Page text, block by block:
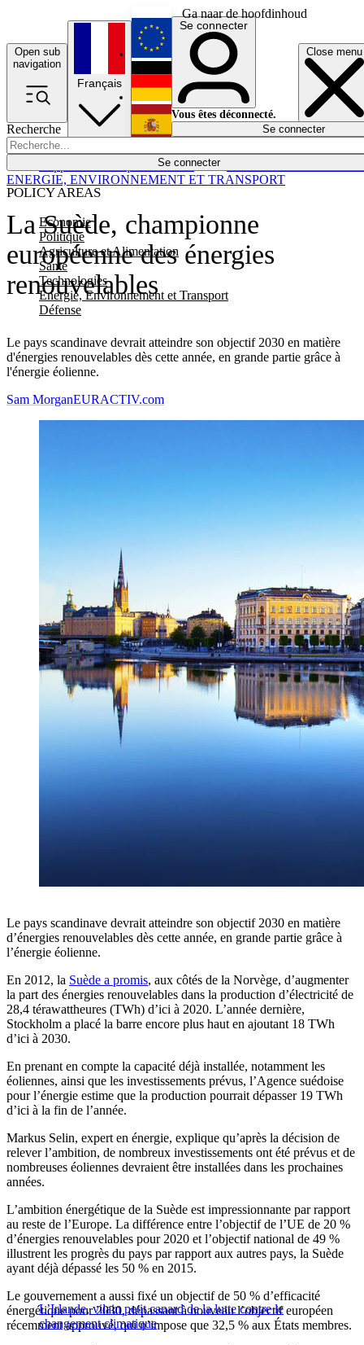
Ga naar de hoofdinhoud
Open sub
navigation
Close menu
Recherche
Se connecter
POLICY AREAS
Economie
Politique
Agriculture et Alimentation
Santé
Technologies
Energie, Environnement et Transport
Défense
Économie
Français
English
Deutsch
Español
Se connecter
Vous êtes déconnecté.
Se connecter
La Suède, championne
européenne des énergies
renouvelables
Le pays scandinave devrait atteindre son objectif 2030 en matière
d'énergies renouvelables dès cette année, en grande partie grâce à
l'énergie éolienne.
ENERGIE, ENVIRONNEMENT ET TRANSPORT
Sam MorganEURACTIV.com
Le pays scandinave devrait atteindre son objectif 2030 en matière
d’énergies renouvelables dès cette année, en grande partie grâce à
l’énergie éolienne.
En 2012, la Suède a promis, aux côtés de la Norvège, d’augmenter
la part des énergies renouvelables dans la production d’électricité de
28,4 térawattheures (TWh) d’ici à 2020. L’année dernière,
Stockholm a placé la barre encore plus haut en ajoutant 18 TWh
d’ici à 2030.
En prenant en compte la capacité déjà installée, notamment les
éoliennes, ainsi que les investissements prévus, l’Agence suédoise
pour l’énergie estime que la production pourrait dépasser 19 TWh
d’ici à la fin de l’année.
Markus Selin, expert en énergie, explique qu’après la décision de
relever l’ambition, de nombreux investissements ont été prévus et de
nombreuses éoliennes devraient être installées dans les prochaines
années.
L’ambition énergétique de la Suède est impressionnante par rapport
au reste de l’Europe. La différence entre l’objectif de l’UE de 20 %
d’énergies renouvelables pour 2020 et l’objectif national de 49 %
illustrent les progrès du pays par rapport aux autres pays, la Suède
ayant déjà dépassé les 50 % en 2015.
L’Irlande, vilain petit canard de la lutte contre le
changement climatique
Le gouvernement a aussi fixé un objectif de 50 % d’efficacité
énergétique pour 2030, dépassant à nouveau l’objectif européen
récemment approuvé, qui n’impose que 32,5 % aux États membres.